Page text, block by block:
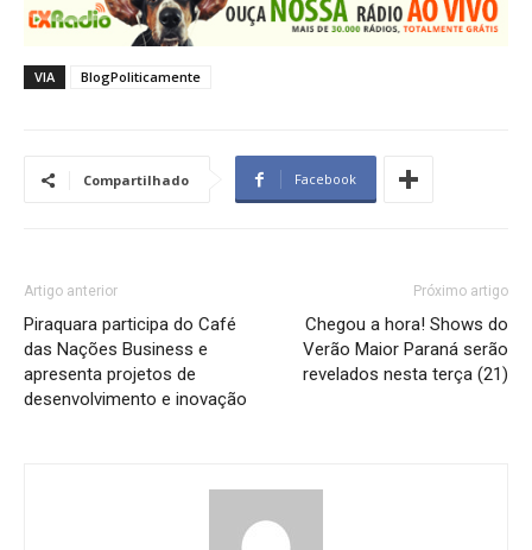
VIA BlogPoliticamente
Compartilhado Facebook
Artigo anterior
Piraquara participa do Café
das Nações Business e
apresenta projetos de
desenvolvimento e inovação
Próximo artigo
Chegou a hora! Shows do
Verão Maior Paraná serão
revelados nesta terça (21)